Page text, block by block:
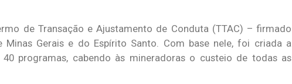
de Transação e Ajustamento de Conduta (TTAC) – firmado
Gerais e do Espírito Santo. Com base nele, foi criada a
programas, cabendo às mineradoras o custeio de todas as